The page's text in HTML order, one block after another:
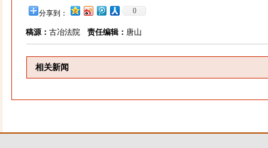
分享到： 0
稿源：古冶法院责任编辑： 唐山
相关新闻